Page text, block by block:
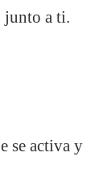
junto a ti.
se activa y